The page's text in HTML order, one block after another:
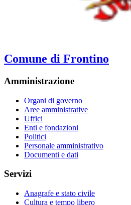
Comune di Frontino
Amministrazione
Organi di governo
Aree amministrative
Uffici
Enti e fondazioni
Politici
Personale amministrativo
Documenti e dati
Servizi
Anagrafe e stato civile
Cultura e tempo libero